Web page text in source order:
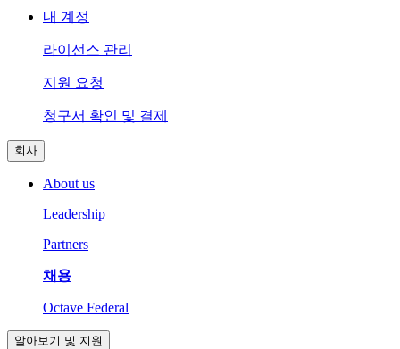
내 계정
라이선스 관리
지원 요청
청구서 확인 및 결제
회사
About us
Leadership
Partners
채용
Octave Federal
알아보기 및 지원